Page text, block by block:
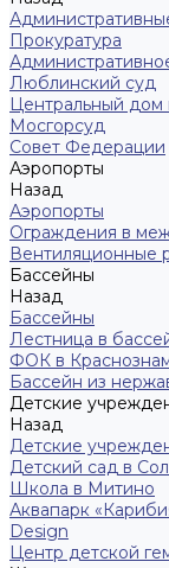
Прокуратура
Люблинский суд
Центральный дом
Мосгорсуд
Совет Федерации
Аэропорты
Назад
Аэропорты
Ограждения в
Вентиляционные
Бассейны
Назад
Бассейны
Лестница в
ФОК в
Бассейн из
Детские
Назад
Детские
Детский сад в
Школа в Митино
Аквапарк
Design
Центр детской